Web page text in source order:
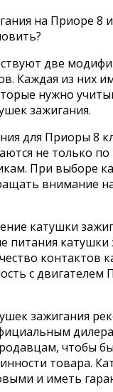
две
Каждая из них
нужно
зажигания.
для Приоры 8
не только
При выборе
внимание
катушки
питания катушки
контактов
с двигателем
зажигания
чтобы
товара.
и иметь